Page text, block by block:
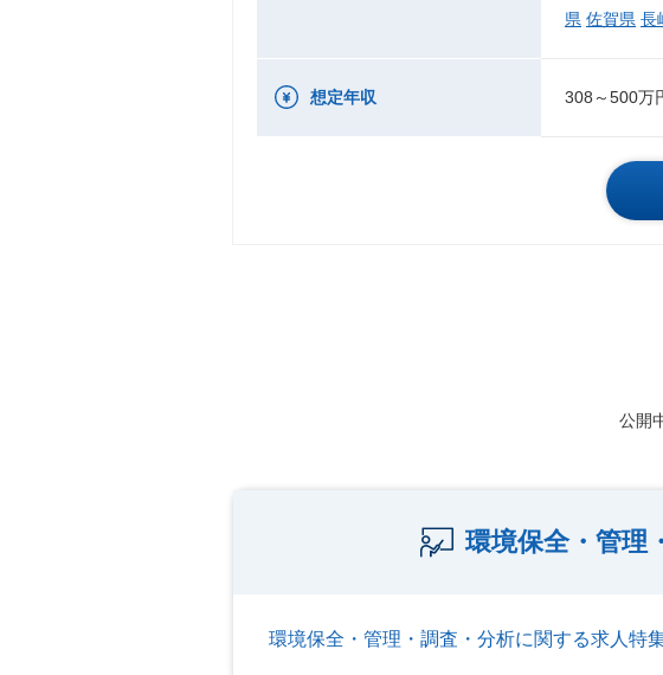
県 佐賀県 長
想定年収 308～500万
公開
環境保全・管理
環境保全・管理・調査・分析に関する求人特